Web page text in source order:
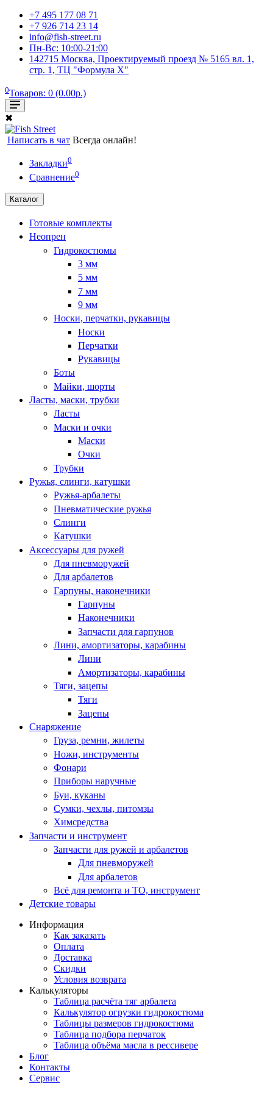
+7 495 177 08 71
+7 926 714 23 14
info@fish-street.ru
Пн-Вс: 10:00-21:00
142715 Москва, Проектируемый проезд № 5165 вл. 1,
стр. 1, ТЦ "Формула X"
0Товаров: 0 (0.00р.)
✖
Написать в чат Всегда онлайн!
Закладки0
Сравнение0
Каталог
Готовые комплекты
Неопрен
Гидрокостюмы
3 мм
5 мм
7 мм
9 мм
Носки, перчатки, рукавицы
Носки
Перчатки
Рукавицы
Боты
Майки, шорты
Ласты, маски, трубки
Ласты
Маски и очки
Маски
Очки
Трубки
Ружья, слинги, катушки
Ружья-арбалеты
Пневматические ружья
Слинги
Катушки
Аксессуары для ружей
Для пневморужей
Для арбалетов
Гарпуны, наконечники
Гарпуны
Наконечники
Запчасти для гарпунов
Лини, амортизаторы, карабины
Лини
Амортизаторы, карабины
Тяги, зацепы
Тяги
Зацепы
Снаряжение
Груза, ремни, жилеты
Ножи, инструменты
Фонари
Приборы наручные
Буи, куканы
Сумки, чехлы, питомзы
Химсредства
Запчасти и инструмент
Запчасти для ружей и арбалетов
Для пневморужей
Для арбалетов
Всё для ремонта и ТО, инструмент
Детские товары
Информация
Как заказать
Оплата
Доставка
Скидки
Условия возврата
Калькуляторы
Таблица расчёта тяг арбалета
Калькулятор огрузки гидрокостюма
Таблицы размеров гидрокостюма
Таблица подбора перчаток
Таблица объёма масла в рессивере
Блог
Контакты
Сервис